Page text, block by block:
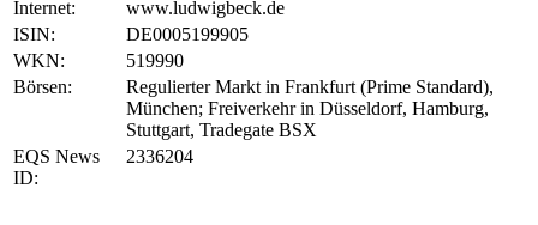
Internet:
www.ludwigbeck.de
ISIN:
DE0005199905
WKN:
519990
Börsen:
Regulierter Markt in Frankfurt (Prime Standard),
München; Freiverkehr in Düsseldorf, Hamburg,
Stuttgart, Tradegate BSX
EQS News
ID:
2336204